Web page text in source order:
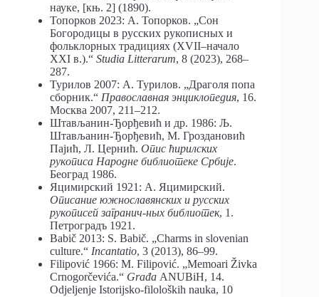
науке, [књ. 2] (1890).
Топорков 2023: А. Топорков. „Сон
Богородицы в русских рукописных и
фольклорных традициях (XVII–начало
XXI в.).“ Studia Litterarum, 8 (2023), 268–
287.
Турилов 2007: А. Турилов. „Драголя попа
сборник.“ Православная энциклопедия, 16.
Москва 2007, 211–212.
Штављанин-Ђорђевић и др. 1986: Љ.
Штављанин-Ђорђевић, М. Гроздановић
Пајић, Л. Цернић. Опис ћирилских
рукописа Народне библиотеке Србије.
Београд 1986.
Яцимирский 1921: А. Яцимирский.
Описание южнославянских и русских
рукописей загранич-ных библиотек, 1.
Петроградъ 1921.
Babič 2013: S. Babič. „Charms in slovenian
culture.“ Incantatio, 3 (2013), 86–99.
Filipović 1966: M. Filipović. „Memoari Živka
Crnogorčevića.“ Građa ANUBiH, 14.
Odjeljenje Istorijsko-filoloških nauka, 10